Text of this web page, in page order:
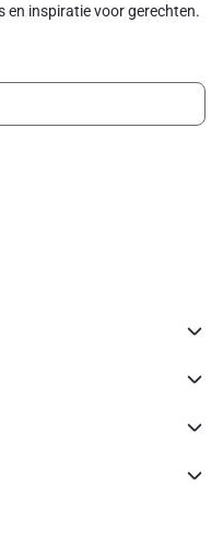
en inspiratie voor gerechten.